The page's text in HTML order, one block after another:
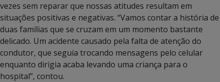
vezes sem reparar que nossas atitudes resultam em
situações positivas e negativas. “Vamos contar a história de
duas famílias que se cruzam em um momento bastante
delicado. Um acidente causado pela falta de atenção do
condutor, que seguia trocando mensagens pelo celular
enquanto dirigia acaba levando uma criança para o
hospital”, contou.